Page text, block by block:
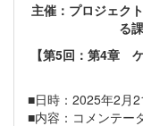
主催：プロジェク
る
【第5回：第4章
■日時：2025年2月
■内容：コメンテー